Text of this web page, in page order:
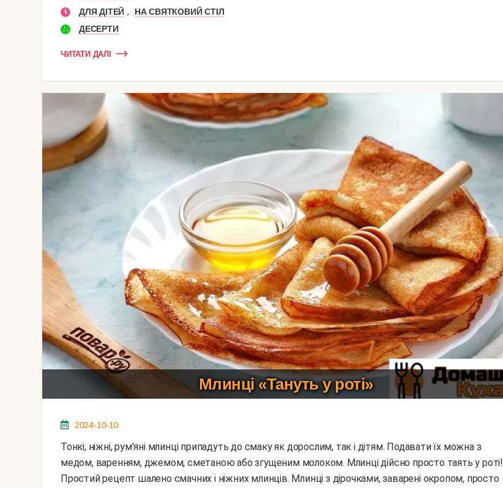
ДЛЯ ДІТЕЙ ,
НА СВЯТКОВИЙ СТІЛ
ДЕСЕРТИ
ЧИТАТИ ДАЛІ
Млинці «Тануть у роті»
2024-10-10
Тонкі, ніжні, рум'яні млинці припадуть до смаку як дорослим, так і дітям. Подавати їх можна з
медом, варенням, джемом, сметаною або згущеним молоком. Млинці дійсно просто таять у роті!
Простий рецепт шалено смачних і ніжних млинців. Млинці з дірочками, заварені окропом, просто